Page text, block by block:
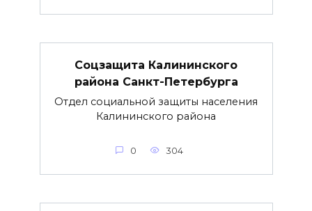
Соцзащита Калининского
района Санкт-Петербурга
Отдел социальной защиты населения
Калининского района
0 304